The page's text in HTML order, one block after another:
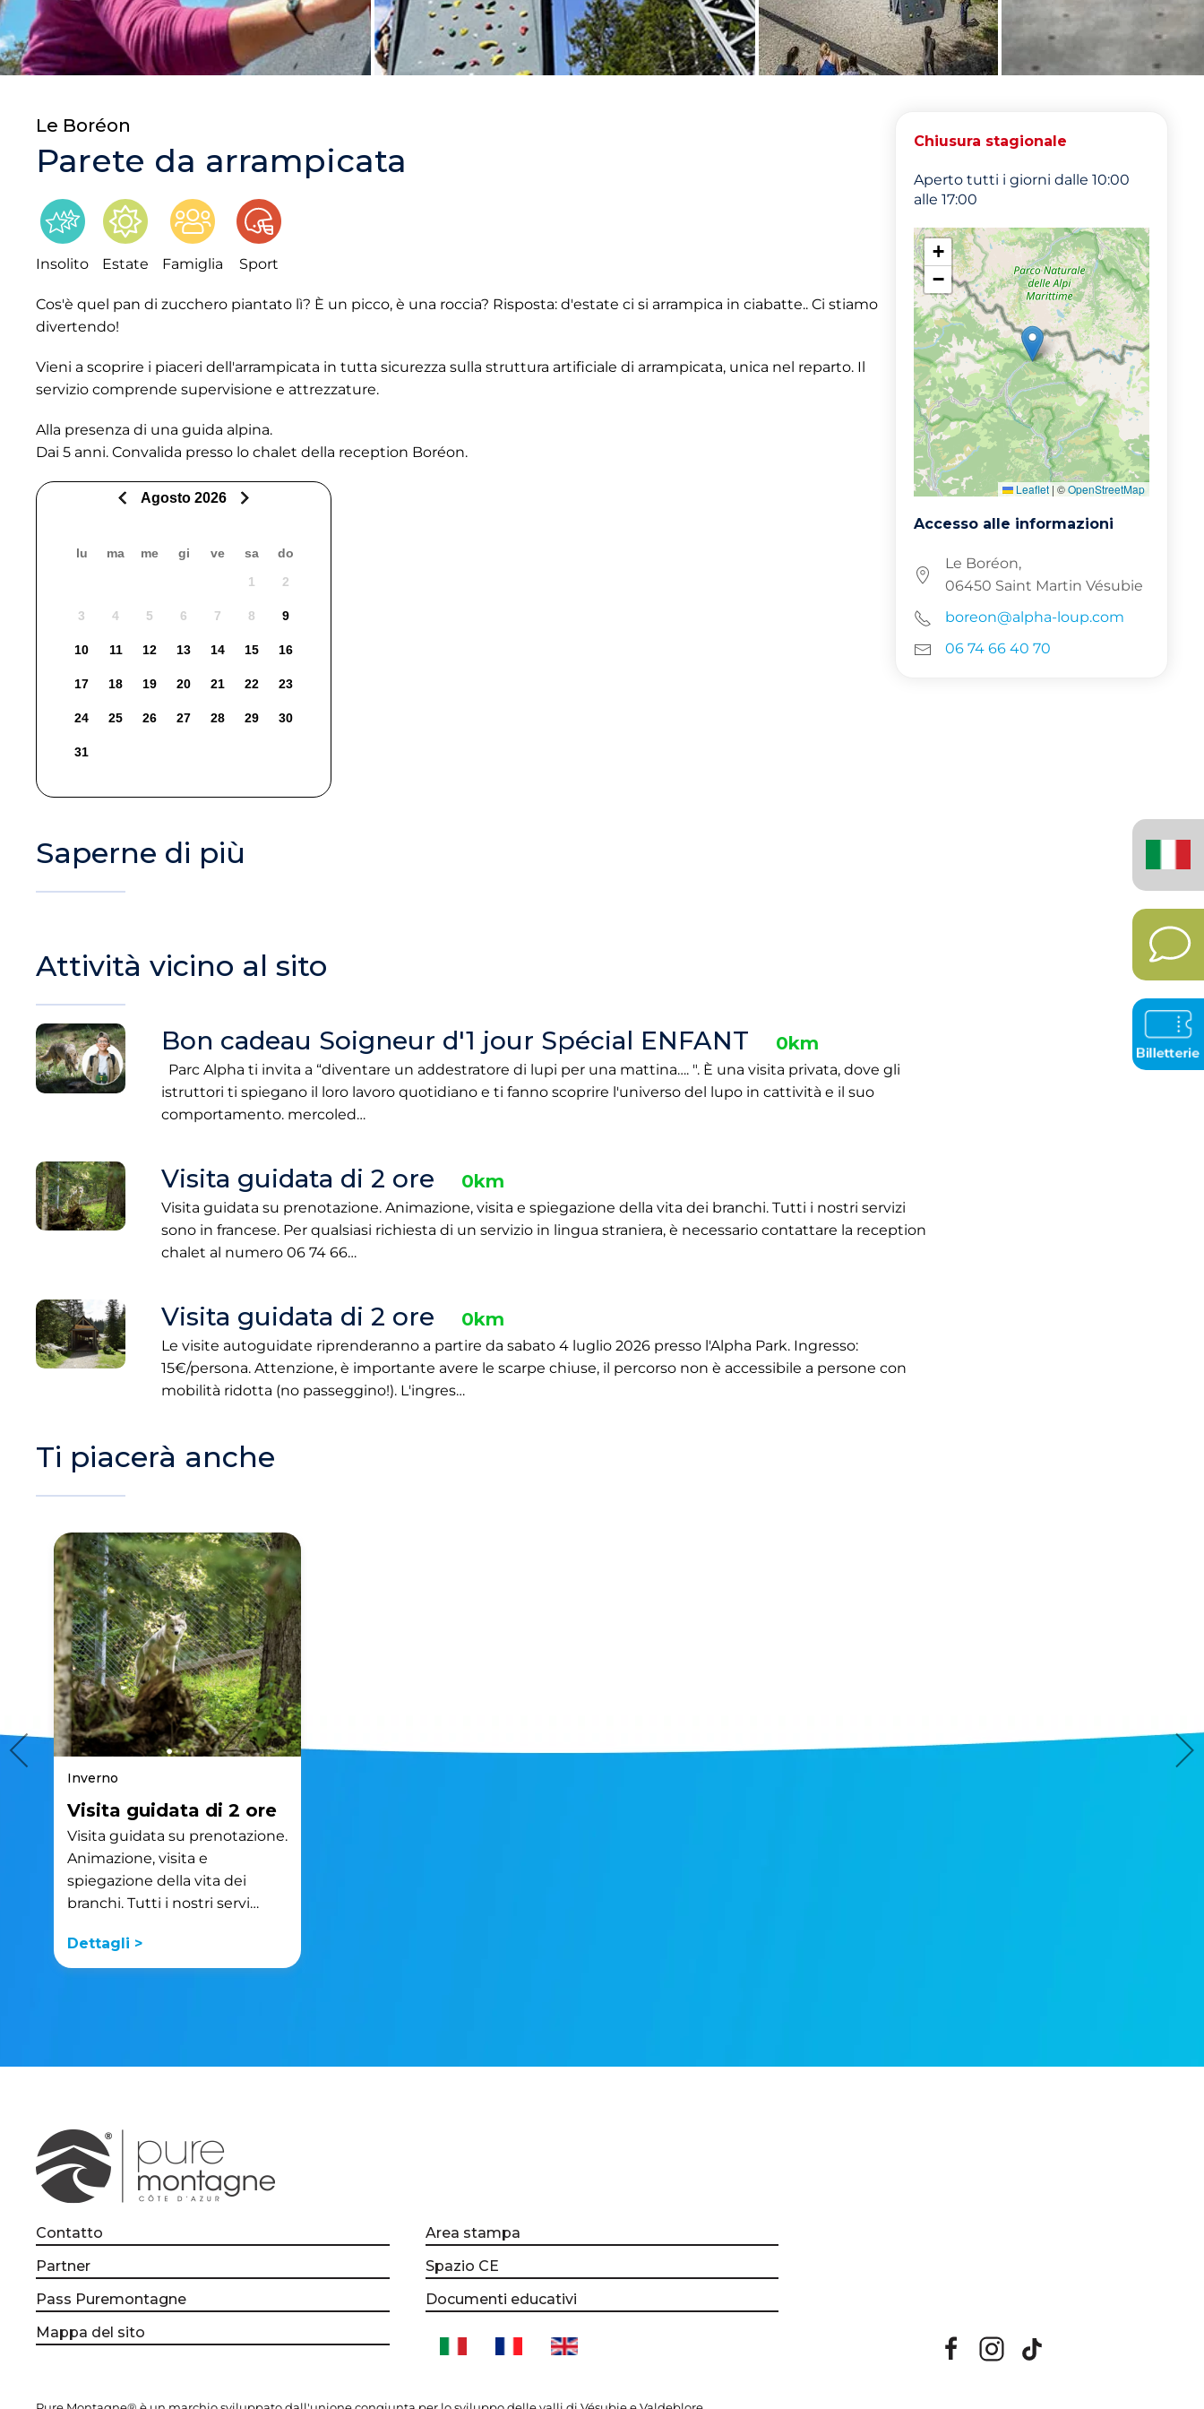
Le Boréon
Parete da arrampicata
Insolito Estate Famiglia Sport
Cos'è quel pan di zucchero piantato lì? È un picco, è una roccia? Risposta: d'estate ci si arrampica in ciabatte.. Ci stiamo
divertendo!
Vieni a scoprire i piaceri dell'arrampicata in tutta sicurezza sulla struttura artificiale di arrampicata, unica nel reparto. Il
servizio comprende supervisione e attrezzature.
Alla presenza di una guida alpina.
Dai 5 anni. Convalida presso lo chalet della reception Boréon.
Agosto 2026
lu ma me gi ve sa
do
1
2
3 4 5 6 7 8 9
10 11 12 13 14 15 16
17 18 19 20 21 22 23
24 25 26 27 28 29 30
31
Chiusura stagionale
Aperto tutti i giorni dalle 10:00
alle 17:00
+
−
Leaflet | ©OpenStreetMap
Accesso alle informazioni
Le Boréon,
06450 Saint Martin Vésubie
boreon@alpha-loup.com
06 74 66 40 70
Saperne di più
Attività vicino al sito
Bon cadeau Soigneur d'1 jour Spécial ENFANT 0km
Parc Alpha ti invita a “diventare un addestratore di lupi per una mattina…. ". È una visita privata, dove gli
istruttori ti spiegano il loro lavoro quotidiano e ti fanno scoprire l'universo del lupo in cattività e il suo
comportamento. mercoled…
Visita guidata di 2 ore 0km
Visita guidata su prenotazione. Animazione, visita e spiegazione della vita dei branchi. Tutti i nostri servizi
sono in francese. Per qualsiasi richiesta di un servizio in lingua straniera, è necessario contattare la reception
chalet al numero 06 74 66…
Visita guidata di 2 ore 0km
Le visite autoguidate riprenderanno a partire da sabato 4 luglio 2026 presso l'Alpha Park. Ingresso:
15€/persona. Attenzione, è importante avere le scarpe chiuse, il percorso non è accessibile a persone con
mobilità ridotta (no passeggino!). L'ingres…
Ti piacerà anche
Inverno
Visita guidata di 2 ore
Visita guidata su prenotazione.
Animazione, visita e
spiegazione della vita dei
branchi. Tutti i nostri servi…
Dettagli >
Contatto
Partner
Pass Puremontagne
Mappa del sito
Area stampa
Spazio CE
Documenti educativi